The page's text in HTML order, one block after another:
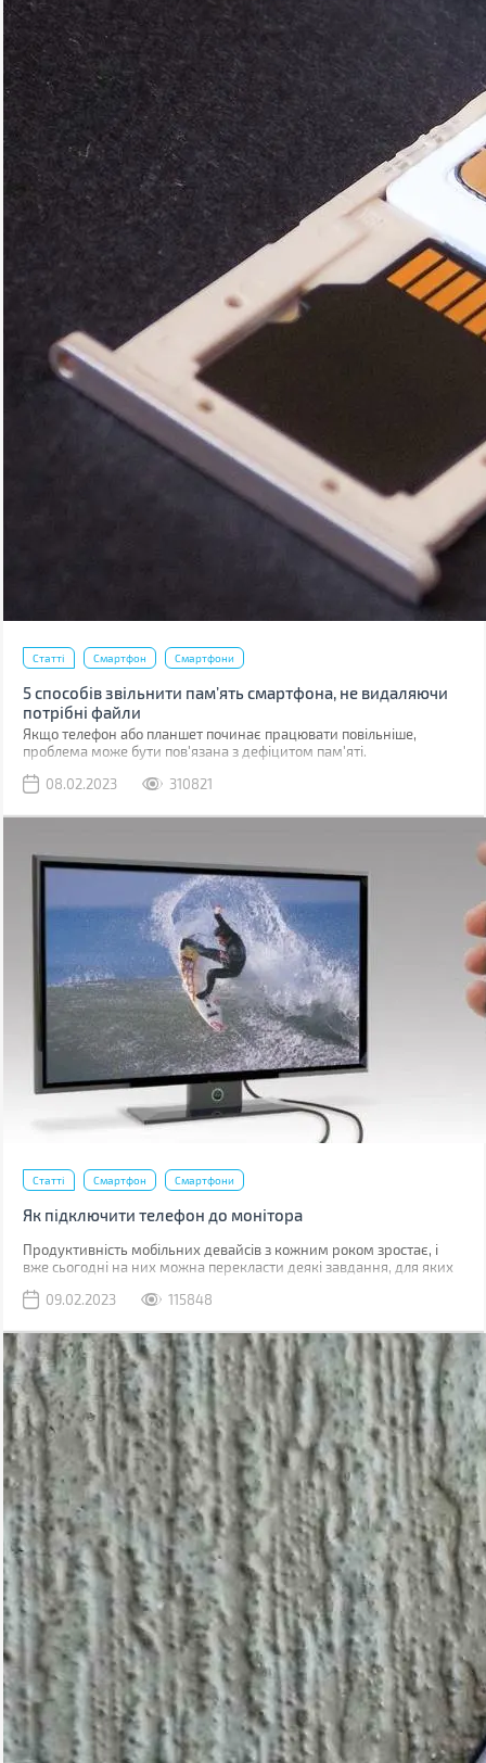
Статті Смартфон Смартфони
5 способів звільнити пам’ять смартфона, не видаляючи
потрібні файли
Якщо телефон або планшет починає працювати повільніше,
проблема може бути пов'язана з дефіцитом пам'яті.
08.02.2023
310821
Статті Смартфон Смартфони
Як підключити телефон до монітора
Продуктивність мобільних девайсів з кожним роком зростає, і
вже сьогодні на них можна перекласти деякі завдання, для яких
09.02.2023
115848